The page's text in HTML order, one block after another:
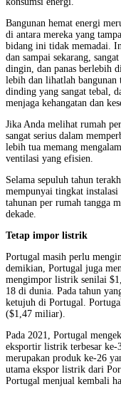
Bangunan hemat energi
di antara mereka yang
bidang ini tidak memadai.
dan sampai sekarang,
dingin, dan panas berlebih
lebih dan lihatlah
dinding yang sangat tebal,
menjaga kehangatan dan
Jika Anda melihat rumah
sangat serius dalam
lebih tua memang
ventilasi yang efisien.
Selama sepuluh tahun
mempunyai tingkat
tahunan per rumah tangga
dekade.
Tetap impor listrik
Portugal masih perlu
demikian, Portugal juga
mengimpor listrik senilai
18 di dunia. Pada tahun
ketujuh di Portugal.
($1,47 miliar).
Pada 2021, Portugal
eksportir listrik terbesar ke-
merupakan produk ke-26
utama ekspor listrik dari
Portugal menjual kembali